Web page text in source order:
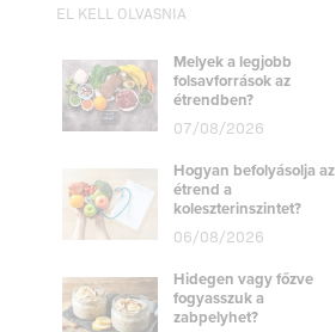
EL KELL OLVASNIA
Melyek a legjobb
folsavforrások az
étrendben?
07/08/2026
Hogyan befolyásolja az
étrend a
koleszterinszintet?
06/08/2026
Hidegen vagy főzve
fogyasszuk a
zabpelyhet?